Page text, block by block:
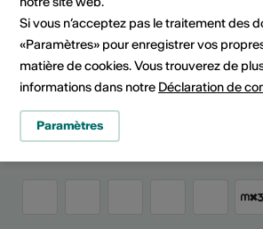
Culture Valais
Rue de Lausanne 45
CH - 1950 Sion
+41 (0)27 606 45 69
Si vous n’acceptez pas le traitement des
«Paramètres» pour enregistrer vos
matière de cookies. Vous trouverez de
informations dans notre Déclaration de
Paramètres